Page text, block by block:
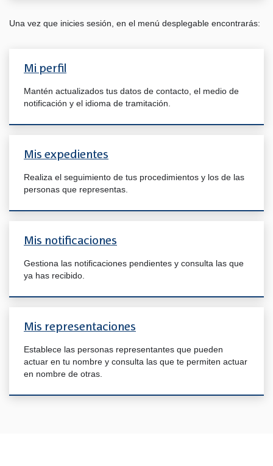
Una vez que inicies sesión, en el menú desplegable encontrarás:
Mi perfil
Mantén actualizados tus datos de contacto, el medio de
notificación y el idioma de tramitación.
Mis expedientes
Realiza el seguimiento de tus procedimientos y los de las
personas que representas.
Mis notificaciones
Gestiona las notificaciones pendientes y consulta las que
ya has recibido.
Mis representaciones
Establece las personas representantes que pueden
actuar en tu nombre y consulta las que te permiten actuar
en nombre de otras.